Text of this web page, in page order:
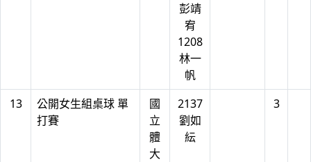
彭靖
宥
1208
林一
帆
13
公開女生組桌球 單
打賽
國
立
體
大
2137
劉如
紜
3